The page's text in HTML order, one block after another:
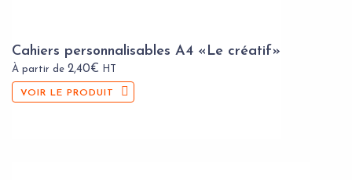
Cahiers personnalisables A4 «Le créatif»
À partir de 2,40€ HT
VOIR LE PRODUIT